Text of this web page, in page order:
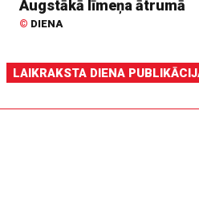
Augstākā līmeņa ātrumā
© DIENA
LAIKRAKSTA DIENA